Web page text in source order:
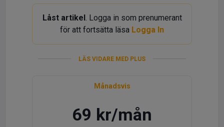
Låst artikel. Logga in som prenumerant
för att fortsätta läsa Logga In
LÄS VIDARE MED PLUS
Månadsvis
69 kr/mån